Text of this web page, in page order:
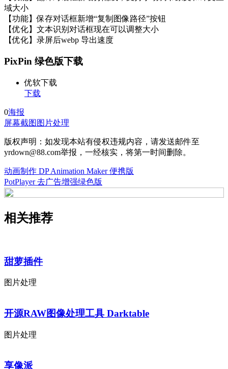
域大小
【功能】保存对话框新增“复制图像路径”按钮
【优化】文本识别对话框现在可以调整大小
【优化】录屏后webp 导出速度
PixPin 绿色版下载
优软下载
下载
0海报
屏幕截图 图片处理
版权声明：如发现本站有侵权违规内容，请发送邮件至
yrdown@88.com举报，一经核实，将第一时间删除。
动画制作 DP Animation Maker 便携版
PotPlayer 去广告增强绿色版
相关推荐
甜萝插件
图片处理
开源RAW图像处理工具 Darktable
图片处理
享像派